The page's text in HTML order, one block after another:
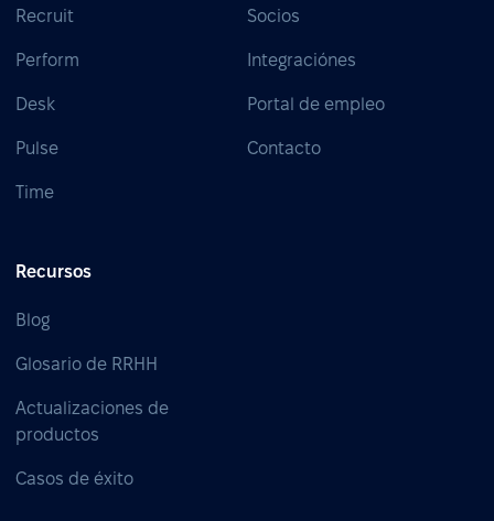
Recruit
Perform
Desk
Pulse
Time
Socios
Integraciónes
Portal de empleo
Contacto
Recursos
Blog
Glosario de RRHH
Actualizaciones de
productos
Casos de éxito